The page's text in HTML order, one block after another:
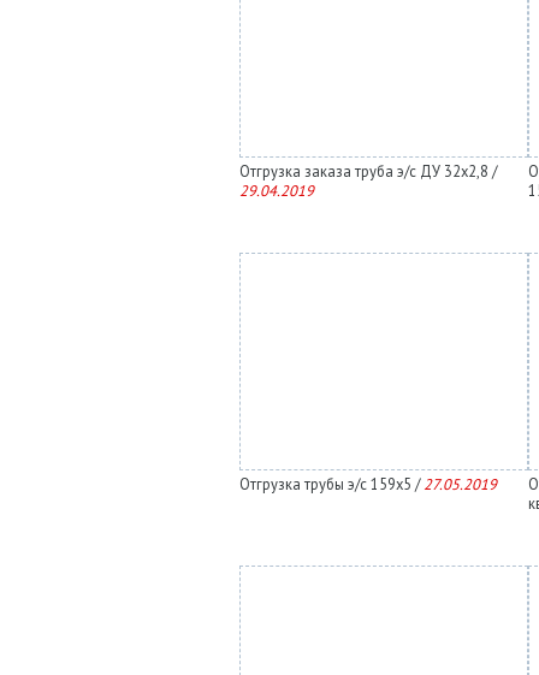
Отгрузка заказа труба э/с ДУ 32х2,8 /
29.04.2019
Отгрузка трубы э/с 159х5 / 27.05.2019